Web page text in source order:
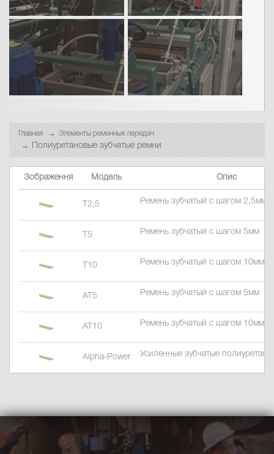
Главная Элементы ременных передач
Полиуретановые зубчатые ремни
Зображення Модель Опис
T2,5 Ремень зубчатый c шагом 2,5мм
T5 Ремень зубчатый c шагом 5мм
T10 Ремень зубчатый c шагом 10мм
AT5 Ремень зубчатый c шагом 5мм
AT10 Ремень зубчатый c шагом 10мм
Alpha-Power Усиленные зубчатые